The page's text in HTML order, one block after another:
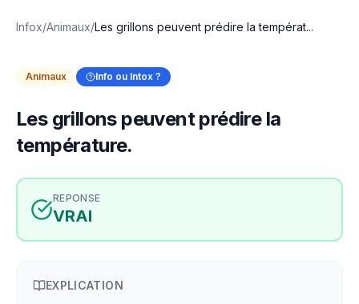
Infox/Animaux/Les grillons peuvent prédire la températ...
Animaux Info ou Intox ?
Les grillons peuvent prédire la
température.
REPONSE
VRAI
EXPLICATION